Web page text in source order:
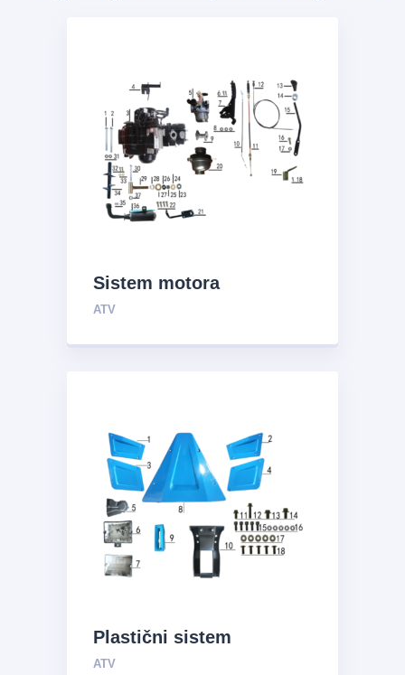
Sistem motora
ATV
Plastični sistem
ATV